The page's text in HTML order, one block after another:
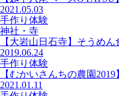
2021.05.03
手作り体験
神社・寺
【大岩山日石寺】そうめ
2019.06.24
手作り体験
【むかいさんちの農園
2021.01.11